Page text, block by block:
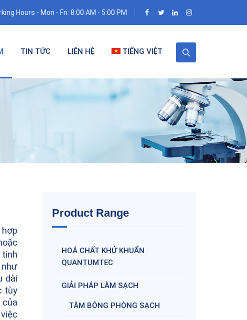
Hours - Mon - Fri: 8:00 AM - 5:00 PM
TIN TỨC LIÊN HỆ TIẾNG VIỆT
tính
như
dài
tùy
Product Range
HOÁ CHẤT KHỬ KHUẨN
QUANTUMTEC
GIẢI PHÁP LÀM SẠCH
TĂM BÔNG PHÒNG SẠCH